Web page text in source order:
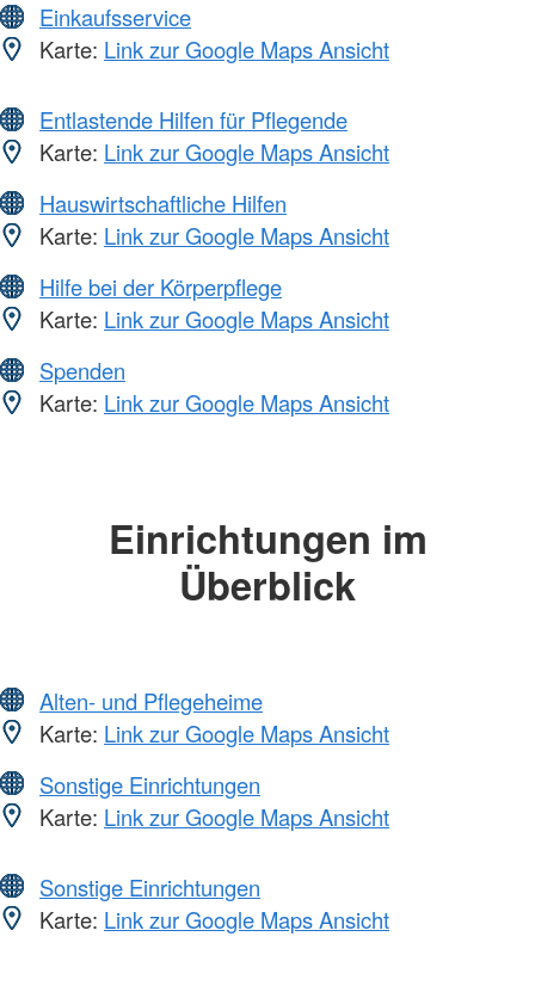
Einkaufsservice
Karte: Link zur Google Maps Ansicht
Entlastende Hilfen für Pflegende
Karte: Link zur Google Maps Ansicht
Hauswirtschaftliche Hilfen
Karte: Link zur Google Maps Ansicht
Hilfe bei der Körperpflege
Karte: Link zur Google Maps Ansicht
Spenden
Karte: Link zur Google Maps Ansicht
Einrichtungen im
Überblick
Alten- und Pflegeheime
Karte: Link zur Google Maps Ansicht
Sonstige Einrichtungen
Karte: Link zur Google Maps Ansicht
Sonstige Einrichtungen
Karte: Link zur Google Maps Ansicht